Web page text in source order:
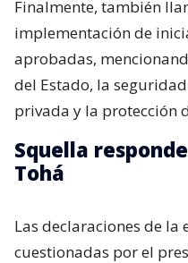
Finalmente, también
implementación de
aprobadas,
del Estado, la
privada y la protección
Squella
Tohá
Las declaraciones de
cuestionadas por el